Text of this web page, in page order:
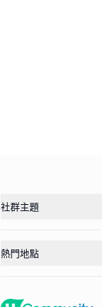
社群主題
熱門地點